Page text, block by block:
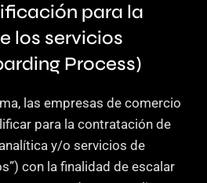
para la
los servicios
Process)
las empresas de comercio
para la contratación de
y/o servicios de
con la finalidad de escalar